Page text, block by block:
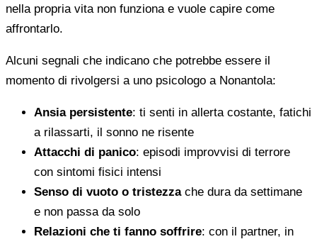
nella propria vita non funziona e vuole capire come
affrontarlo.
Alcuni segnali che indicano che potrebbe essere il
momento di rivolgersi a uno psicologo a Nonantola:
Ansia persistente: ti senti in allerta costante, fatichi
a rilassarti, il sonno ne risente
Attacchi di panico: episodi improvvisi di terrore
con sintomi fisici intensi
Senso di vuoto o tristezzache dura da settimane
e non passa da solo
Relazioni che ti fanno soffrire: con il partner, in